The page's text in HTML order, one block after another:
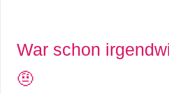
War schon
🤨